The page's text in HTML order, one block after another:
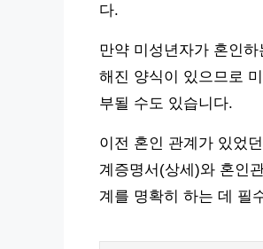
다.
만약 미성년자가 혼인
해진 양식이 있으므로
부될 수도 있습니다.
이전 혼인 관계가 있었
계증명서(상세)와 혼인
계를 명확히 하는 데 필